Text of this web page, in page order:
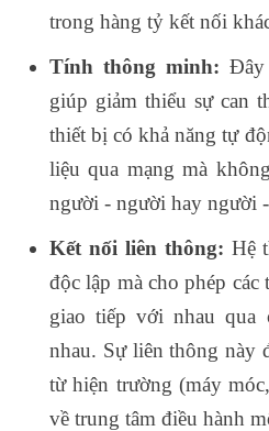
trong hàng tỷ kết nối
Tính thông minh: Đây
giúp giảm thiểu sự can
thiết bị có khả năng tự
liệu qua mạng mà
người - người hay người
Kết nối liên thông: Hệ
độc lập mà cho phép
giao tiếp với nhau qua
nhau. Sự liên thông này
từ hiện trường (máy
về trung tâm điều hành